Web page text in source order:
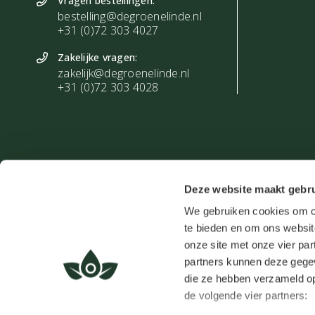
Deze website maakt
We gebruiken cookies om
te bieden en om ons
onze site met onze vier
partners kunnen deze
die ze hebben verzameld
de volgende vier partners:
Deze Basisolie is 100% natuurzuiver en voldoet het
bestelling@degroenelinde.nl
+31 (0)72 303 4027
Zakelijke vragen:
zakelijk@degroenelinde.nl
+31 (0)72 303 4028
De waardering